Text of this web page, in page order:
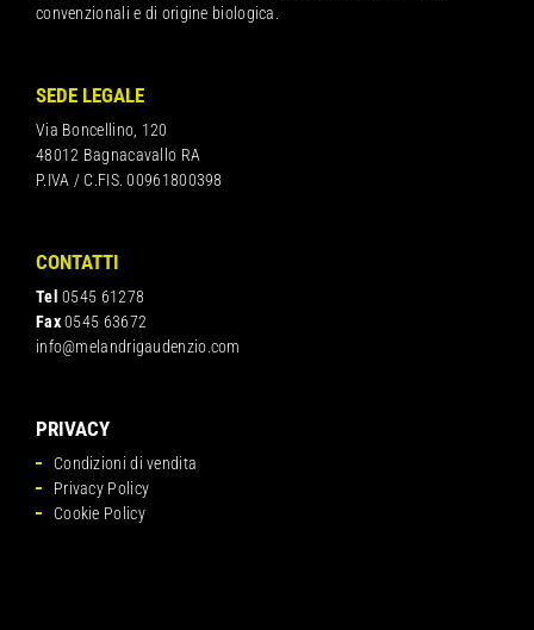
convenzionali e di origine biologica.
SEDE LEGALE
Via Boncellino, 120
48012 Bagnacavallo RA
P.IVA / C.FIS. 00961800398
CONTATTI
Tel 0545 61278
Fax0545 63672
info@melandrigaudenzio.com
PRIVACY
Condizioni di vendita
Privacy Policy
Cookie Policy